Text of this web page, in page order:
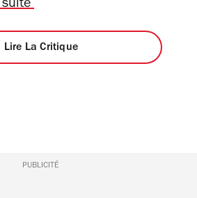
suite
Lire La Critique
PUBLICITÉ